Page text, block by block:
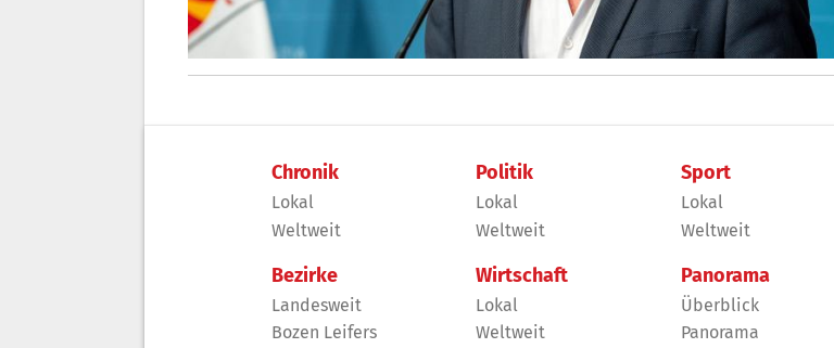
Chronik
Lokal
Weltweit
Bezirke
Landesweit
Bozen Leifers
Politik
Lokal
Weltweit
Wirtschaft
Lokal
Weltweit
Sport
Lokal
Weltweit
Panorama
Überblick
Panorama